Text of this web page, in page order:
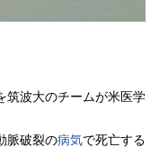
筑波大のチームが米医学
脈破裂の病気で死亡する